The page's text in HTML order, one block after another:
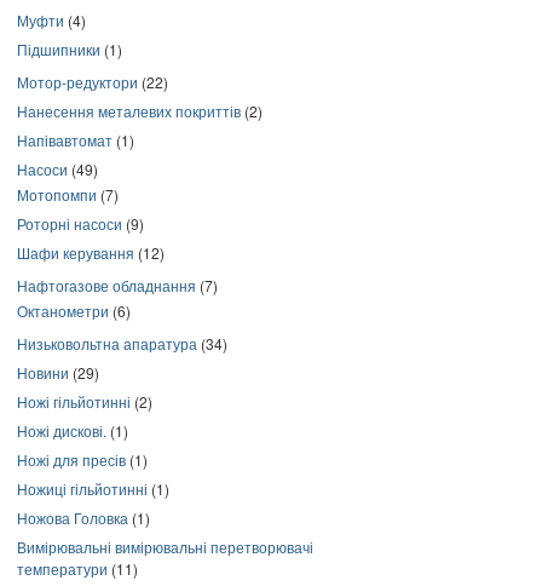
Муфти (4)
Підшипники (1)
Мотор-редуктори (22)
Нанесення металевих покриттів (2)
Напівавтомат (1)
Насоси (49)
Мотопомпи (7)
Роторні насоси (9)
Шафи керування (12)
Нафтогазове обладнання (7)
Октанометри (6)
Низьковольтна апаратура (34)
Новини (29)
Ножі гільйотинні (2)
Ножі дискові. (1)
Ножі для пресів (1)
Ножиці гільйотинні (1)
Ножова Головка (1)
Вимірювальні вимірювальні перетворювачі
температури (11)